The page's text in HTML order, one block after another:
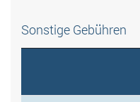
Sonstige Gebühren